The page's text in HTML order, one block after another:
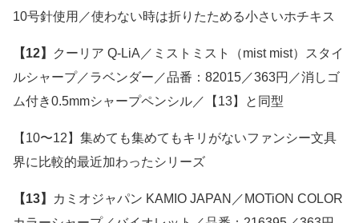
10号針使用／使わない時は折りたためる小さいホチキス
【12】
クーリア Q-LiA／ミストミスト（mist mist）スタイ
ルシャープ／ラベンダー／品番：82015／363円／消しゴ
ム付き0.5mmシャープペンシル／【13】と同型
【10〜12】集めても集めてもキリがないファンシー文具
界に比較的最近加わったシリーズ
【13】
カミオジャパン KAMIO JAPAN／MOTiON COLOR